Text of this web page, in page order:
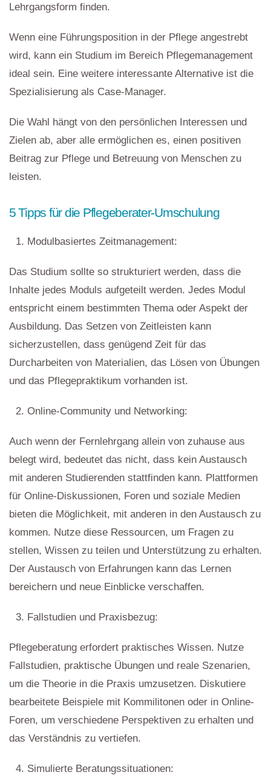
Lehrgangsform finden.
Wenn eine Führungsposition in der Pflege angestrebt
wird, kann ein Studium im Bereich Pflegemanagement
ideal sein. Eine weitere interessante Alternative ist die
Spezialisierung als Case-Manager.
Die Wahl hängt von den persönlichen Interessen und
Zielen ab, aber alle ermöglichen es, einen positiven
Beitrag zur Pflege und Betreuung von Menschen zu
leisten.
5 Tipps für die Pflegeberater-Umschulung
Modulbasiertes Zeitmanagement:
Das Studium sollte so strukturiert werden, dass die
Inhalte jedes Moduls aufgeteilt werden. Jedes Modul
entspricht einem bestimmten Thema oder Aspekt der
Ausbildung. Das Setzen von Zeitleisten kann
sicherzustellen, dass genügend Zeit für das
Durcharbeiten von Materialien, das Lösen von Übungen
und das Pflegepraktikum vorhanden ist.
Online-Community und Networking:
Auch wenn der Fernlehrgang allein von zuhause aus
belegt wird, bedeutet das nicht, dass kein Austausch
mit anderen Studierenden stattfinden kann. Plattformen
für Online-Diskussionen, Foren und soziale Medien
bieten die Möglichkeit, mit anderen in den Austausch zu
kommen. Nutze diese Ressourcen, um Fragen zu
stellen, Wissen zu teilen und Unterstützung zu erhalten.
Der Austausch von Erfahrungen kann das Lernen
bereichern und neue Einblicke verschaffen.
Fallstudien und Praxisbezug:
Pflegeberatung erfordert praktisches Wissen. Nutze
Fallstudien, praktische Übungen und reale Szenarien,
um die Theorie in die Praxis umzusetzen. Diskutiere
bearbeitete Beispiele mit Kommilitonen oder in Online-
Foren, um verschiedene Perspektiven zu erhalten und
das Verständnis zu vertiefen.
Simulierte Beratungssituationen: